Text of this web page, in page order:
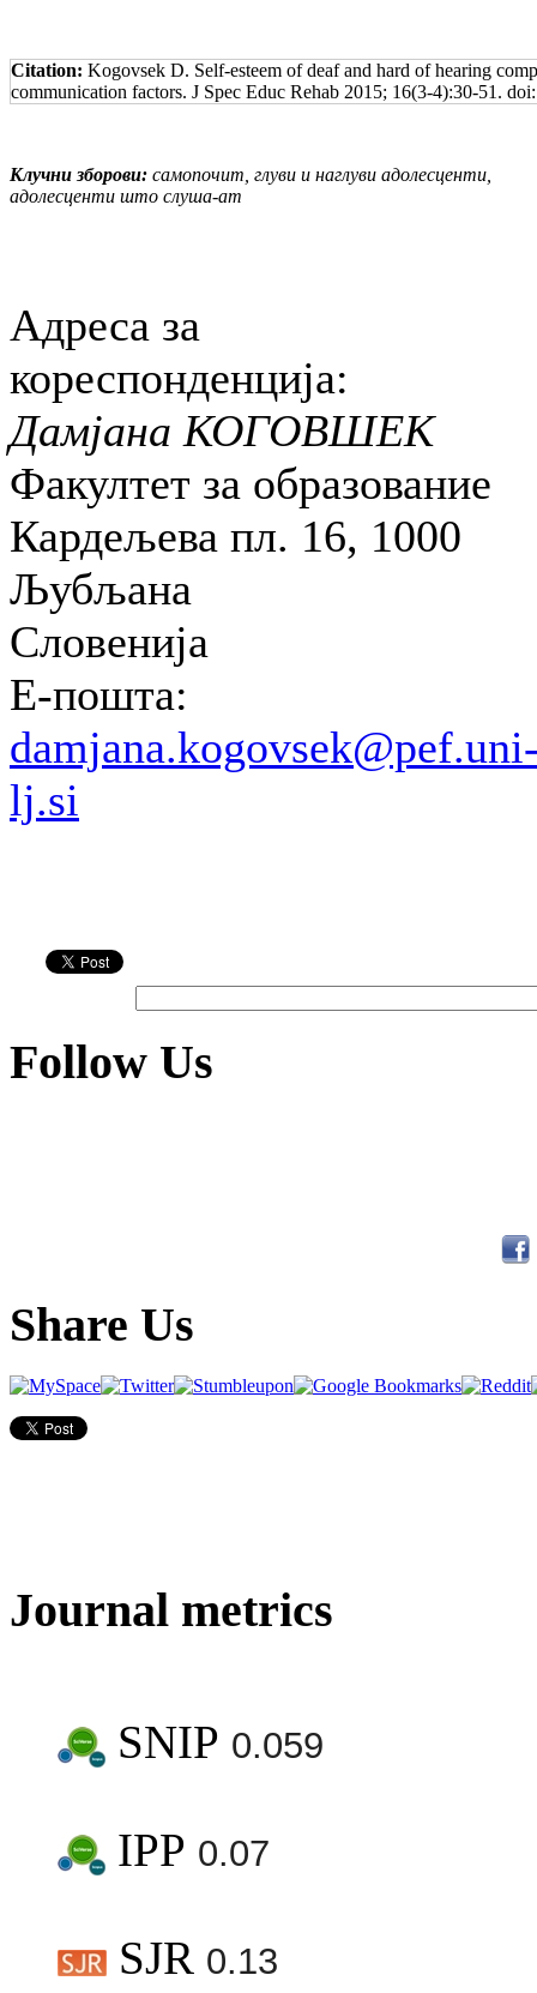
Citation: Kogovsek D. Self-esteem of deaf and hard of hearing
communication factors. J Spec Educ Rehab 2015; 16(3-4):30-51.
Клучни зборови: самопочит, глуви и наглуви адолесценти,
адолесценти што слуша-ат
Адреса за
кореспонденција:
Дамјана КОГОВШЕК
Факултет за образование
Кардељева пл. 16, 1000
Љубљана
Словенија
E-пошта:
lj.si
Follow Us
Share Us
Journal metrics
SNIP 0.059
IPP 0.07
SJR 0.13